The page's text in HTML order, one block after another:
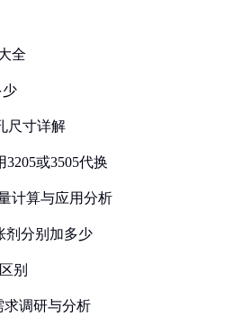
全
少
尺寸详解
或3505代换
计算与应用分析
剂分别加多少
别
求调研与分析